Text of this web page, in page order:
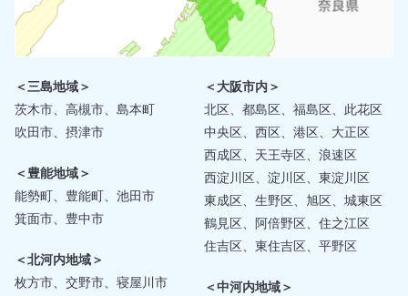
＜三島地域＞
茨木市、高槻市、島本町
吹田市、摂津市
＜豊能地域＞
能勢町、豊能町、池田市
箕面市、豊中市
＜北河内地域＞
枚方市、交野市、寝屋川市
＜大阪市内＞
北区、都島区、福島区、此花区
中央区、西区、港区、大正区
西成区、天王寺区、浪速区
西淀川区、淀川区、東淀川区
東成区、生野区、旭区、城東区
鶴見区、阿倍野区、住之江区
住吉区、東住吉区、平野区
＜中河内地域＞